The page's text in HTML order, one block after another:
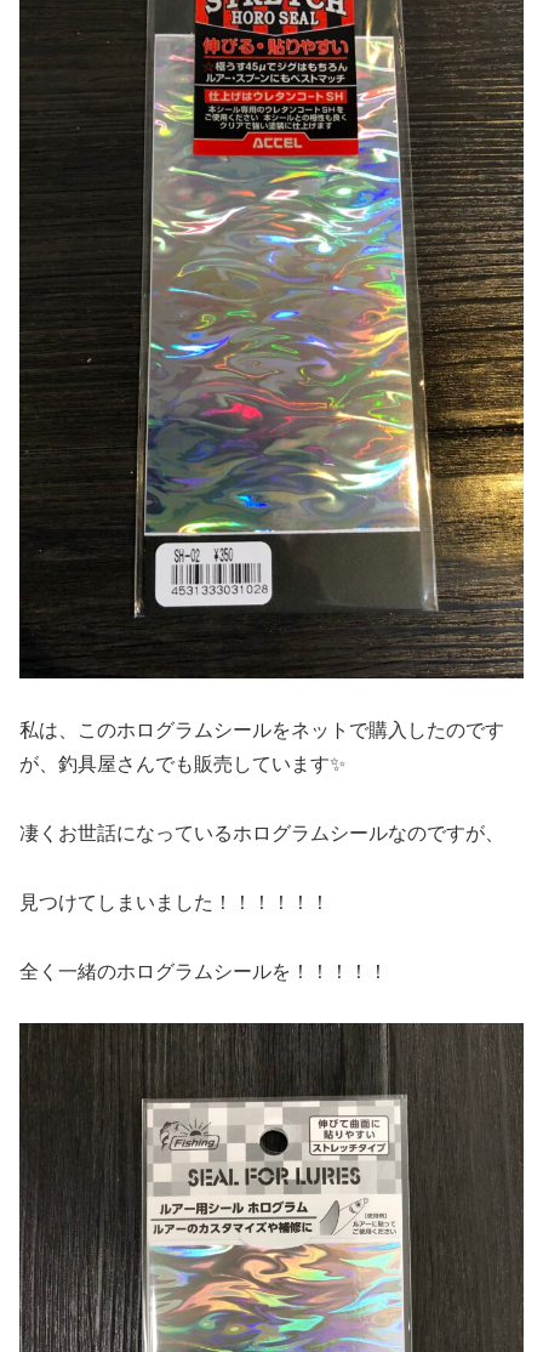
私は、このホログラムシールをネットで購入したのです
が、釣具屋さんでも販売しています✨
凄くお世話になっているホログラムシールなのですが、
見つけてしまいました！！！！！！
全く一緒のホログラムシールを！！！！！